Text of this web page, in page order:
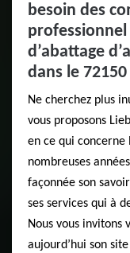
besoin des
d’abattage
dans le
Ne cherchez plus
vous proposons
en ce qui concerne
nombreuses
façonnée son
ses services qui à
Nous vous invitons
aujourd’hui son